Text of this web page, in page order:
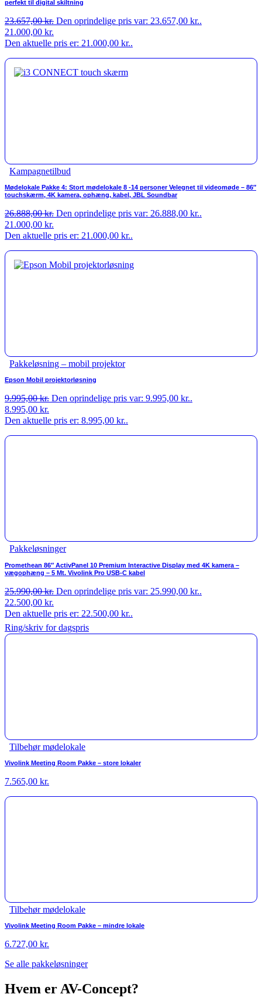
perfekt til digital skiltning
23.657,00kr. Den oprindelige pris var: 23.657,00 kr..
21.000,00 kr.
Den aktuelle pris er: 21.000,00 kr..
Kampagnetilbud
Mødelokale Pakke 4: Stort mødelokale 8 -14 personer Velegnet til videomøde – 86″
touchskærm, 4K kamera, ophæng, kabel, JBL Soundbar
26.888,00kr. Den oprindelige pris var: 26.888,00 kr..
21.000,00 kr.
Den aktuelle pris er: 21.000,00 kr..
Pakkeløsning – mobil projektor
Epson Mobil projektorløsning
9.995,00kr. Den oprindelige pris var: 9.995,00 kr..
8.995,00 kr.
Den aktuelle pris er: 8.995,00 kr..
Pakkeløsninger
Promethean 86″ ActivPanel 10 Premium Interactive Display med 4K kamera –
vægophæng – 5 Mt. Vivolink Pro USB-C kabel
25.990,00kr. Den oprindelige pris var: 25.990,00 kr..
22.500,00 kr.
Den aktuelle pris er: 22.500,00 kr..
Ring/skriv for dagspris
Tilbehør mødelokale
Vivolink Meeting Room Pakke – store lokaler
7.565,00 kr.
Tilbehør mødelokale
Vivolink Meeting Room Pakke – mindre lokale
6.727,00 kr.
Se alle pakkeløsninger
Hvem er AV-Concept?